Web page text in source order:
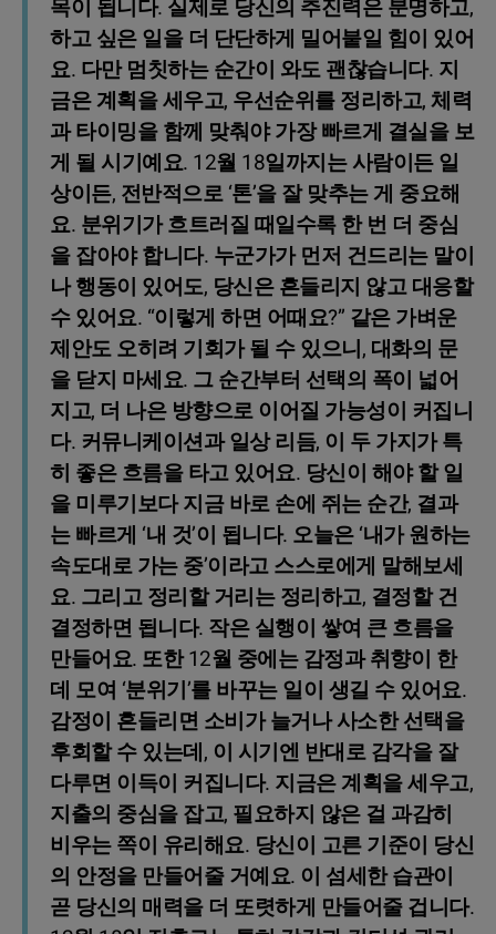
목이 됩니다. 실제로 당신의 추진력은 분명하고,
하고 싶은 일을 더 단단하게 밀어붙일 힘이 있어
요. 다만 멈칫하는 순간이 와도 괜찮습니다. 지
금은 계획을 세우고, 우선순위를 정리하고, 체력
과 타이밍을 함께 맞춰야 가장 빠르게 결실을 보
게 될 시기예요. 12월 18일까지는 사람이든 일
상이든, 전반적으로 ‘톤’을 잘 맞추는 게 중요해
요. 분위기가 흐트러질 때일수록 한 번 더 중심
을 잡아야 합니다. 누군가가 먼저 건드리는 말이
나 행동이 있어도, 당신은 흔들리지 않고 대응할
수 있어요. “이렇게 하면 어때요?” 같은 가벼운
제안도 오히려 기회가 될 수 있으니, 대화의 문
을 닫지 마세요. 그 순간부터 선택의 폭이 넓어
지고, 더 나은 방향으로 이어질 가능성이 커집니
다. 커뮤니케이션과 일상 리듬, 이 두 가지가 특
히 좋은 흐름을 타고 있어요. 당신이 해야 할 일
을 미루기보다 지금 바로 손에 쥐는 순간, 결과
는 빠르게 ‘내 것’이 됩니다. 오늘은 ‘내가 원하는
속도대로 가는 중’이라고 스스로에게 말해보세
요. 그리고 정리할 거리는 정리하고, 결정할 건
결정하면 됩니다. 작은 실행이 쌓여 큰 흐름을
만들어요. 또한 12월 중에는 감정과 취향이 한
데 모여 ‘분위기’를 바꾸는 일이 생길 수 있어요.
감정이 흔들리면 소비가 늘거나 사소한 선택을
후회할 수 있는데, 이 시기엔 반대로 감각을 잘
다루면 이득이 커집니다. 지금은 계획을 세우고,
지출의 중심을 잡고, 필요하지 않은 걸 과감히
비우는 쪽이 유리해요. 당신이 고른 기준이 당신
의 안정을 만들어줄 거예요. 이 섬세한 습관이
곧 당신의 매력을 더 또렷하게 만들어줄 겁니다.